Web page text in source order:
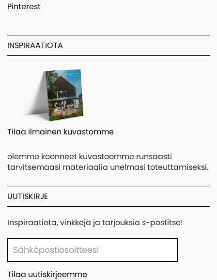
Pinterest
INSPIRAATIOTA
Tilaa ilmainen kuvastomme
olemme koonneet kuvastoomme runsaasti
tarvitsemaasi materiaalia unelmasi toteuttamiseksi.
UUTISKIRJE
Inspiraatiota, vinkkejä ja tarjouksia s-postitse!
Tilaa uutiskirjeemme